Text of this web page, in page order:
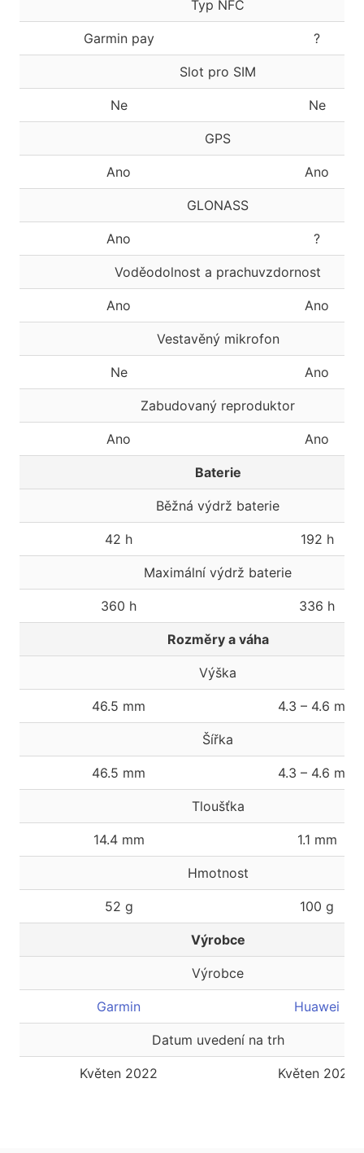
Typ NFC
Garmin pay ?
Slot pro SIM
Ne Ne
GPS
Ano Ano
GLONASS
Ano ?
Voděodolnost a prachuvzdornost
Ano Ano
Vestavěný mikrofon
Ne Ano
Zabudovaný reproduktor
Ano Ano
Baterie
Běžná výdrž baterie
42 h 192 h
Maximální výdrž baterie
360 h 336 h
Rozměry a váha
Výška
46.5 mm 4.3 – 4.6 mm
Šířka
46.5 mm 4.3 – 4.6 mm
Tloušťka
14.4 mm 1.1 mm
Hmotnost
52 g 100 g
Výrobce
Výrobce
Garmin Huawei
Datum uvedení na trh
Květen 2022 Květen 2022